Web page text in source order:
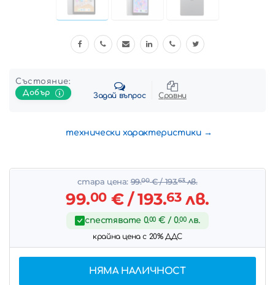
Състояние:
Добър
Задай въпрос Сравни
технически характеристики
стара цена:99.00€/ 193.63лв.
99.00 €/ 193.63лв.
спестявате 0.00 € / 0.00лв.
крайна цена с 20% ДДС
НЯМА НАЛИЧНОСТ